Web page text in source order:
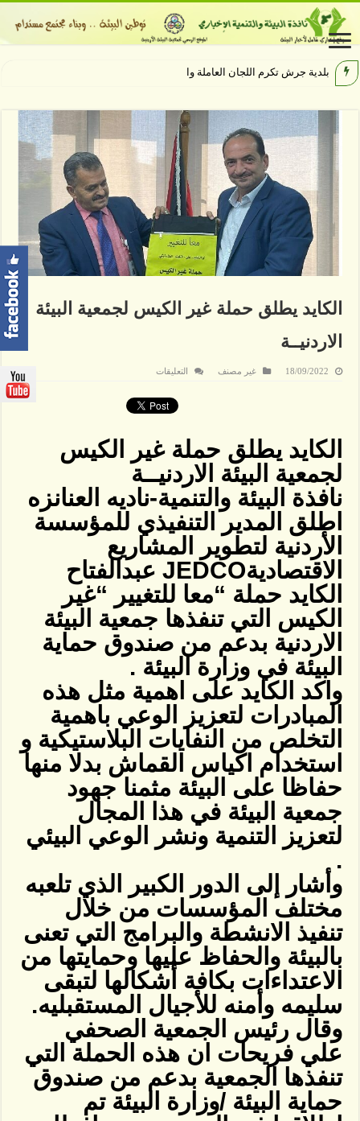
بلدية جرش تكرم اللجان العاملة والمشاركة بإ
الكايد يطلق حملة غير الكيس لجمعية البيئة
الاردنيــة
18/09/2022 غير مصنف التعليقات
حملة
غير
الاردنيــة
مغلقة
الكايد يطلق حملة غير الكيس
لجمعية البيئة الاردنيــة
نافذة البيئة والتنمية-ناديه العنانزه
اطلق المدير التنفيذي للمؤسسة
الأردنية لتطوير المشاريع
الاقتصاديةJEDCO عبدالفتاح
الكايد حملة “معا للتغيير “غير
الكيس التي تنفذها جمعية البيئة
الاردنية بدعم من صندوق حماية
البيئة في وزارة البيئة .
واكد الكايد على اهمية مثل هذه
المبادرات لتعزيز الوعي باهمية
التخلص من النفايات البلاستيكية و
استخدام اكياس القماش بدلا منها
حفاظا على البيئة مثمنا جهود
جمعية البيئة في هذا المجال
لتعزيز التنمية ونشر الوعي البيئي
.
وأشار إلى الدور الكبير الذي تلعبه
مختلف المؤسسات من خلال
تنفيذ الانشطة والبرامج التي تعنى
بالبيئة والحفاظ عليها وحمايتها من
الاعتداءات بكافة أشكالها لتبقى
سليمه وأمنه للأجيال المستقبليه.
وقال رئيس الجمعية الصحفي
علي فريحات ان هذه الحملة التي
تنفذها الجمعية بدعم من صندوق
حماية البيئة /وزارة البيئة تم